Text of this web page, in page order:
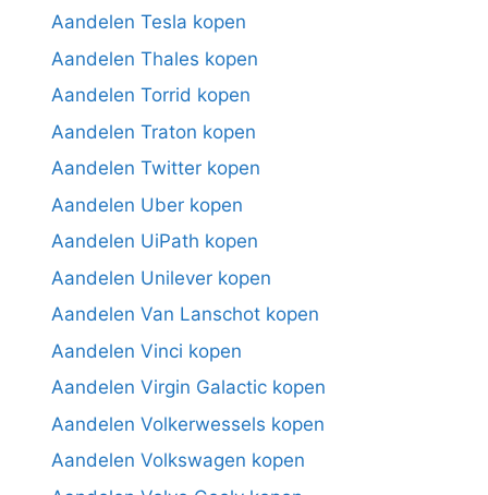
Aandelen Tesla kopen
Aandelen Thales kopen
Aandelen Torrid kopen
Aandelen Traton kopen
Aandelen Twitter kopen
Aandelen Uber kopen
Aandelen UiPath kopen
Aandelen Unilever kopen
Aandelen Van Lanschot kopen
Aandelen Vinci kopen
Aandelen Virgin Galactic kopen
Aandelen Volkerwessels kopen
Aandelen Volkswagen kopen